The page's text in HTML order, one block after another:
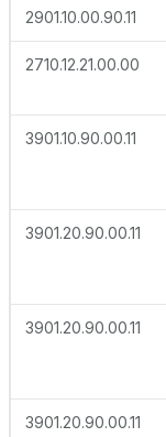
2901.10.00.90.11
2710.12.21.00.00
3901.10.90.00.11
3901.20.90.00.11
3901.20.90.00.11
3901.20.90.00.11